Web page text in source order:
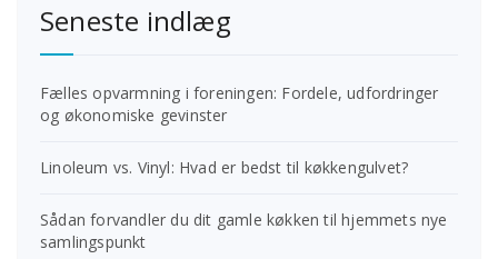
Seneste indlæg
Fælles opvarmning i foreningen: Fordele, udfordringer
og økonomiske gevinster
Linoleum vs. Vinyl: Hvad er bedst til køkkengulvet?
Sådan forvandler du dit gamle køkken til hjemmets nye
samlingspunkt